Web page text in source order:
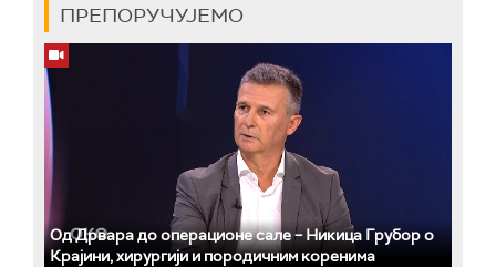
ПРЕПОРУЧУЈЕМО
Од Дрвара до операционе сале – Никица Грубор о
Крајини, хирургији и породичним коренима